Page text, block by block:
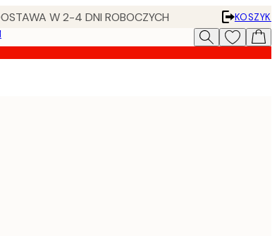
W 2-4 DNI ROBOCZYCH
KOSZYK